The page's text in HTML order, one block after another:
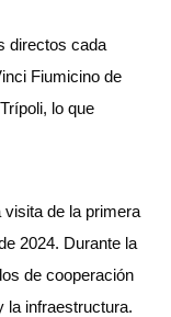
directos cada
Fiumicino de
lo que
visita de la primera
2024. Durante la
de cooperación
la infraestructura.